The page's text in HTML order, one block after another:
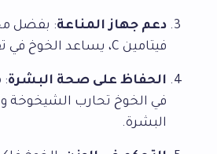
دعم جهاز المناعة: بفضل
فيتامين C، يساعد الخوخ في تقوية المناعة.
الحفاظ على صحة البشرة:
في الخوخ تحارب الشيخوخة
البشرة.